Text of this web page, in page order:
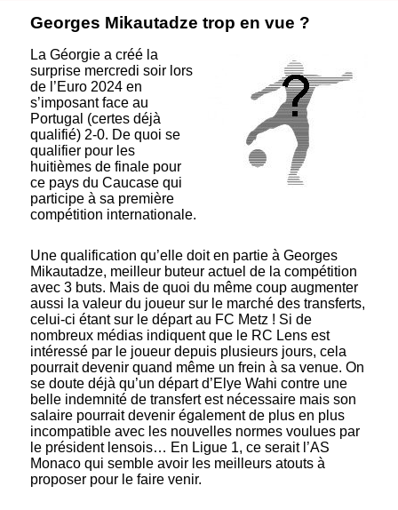
Georges Mikautadze trop en vue ?
La Géorgie a créé la
surprise mercredi soir lors
de l’Euro 2024 en
s’imposant face au
Portugal (certes déjà
qualifié) 2-0. De quoi se
qualifier pour les
huitièmes de finale pour
ce pays du Caucase qui
participe à sa première
compétition internationale.
Une qualification qu’elle doit en partie à Georges
Mikautadze, meilleur buteur actuel de la compétition
avec 3 buts. Mais de quoi du même coup augmenter
aussi la valeur du joueur sur le marché des transferts,
celui-ci étant sur le départ au FC Metz ! Si de
nombreux médias indiquent que le RC Lens est
intéressé par le joueur depuis plusieurs jours, cela
pourrait devenir quand même un frein à sa venue. On
se doute déjà qu’un départ d’Elye Wahi contre une
belle indemnité de transfert est nécessaire mais son
salaire pourrait devenir également de plus en plus
incompatible avec les nouvelles normes voulues par
le président lensois… En Ligue 1, ce serait l’AS
Monaco qui semble avoir les meilleurs atouts à
proposer pour le faire venir.